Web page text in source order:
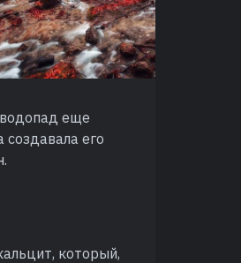
водопад еще
создавала его
который,